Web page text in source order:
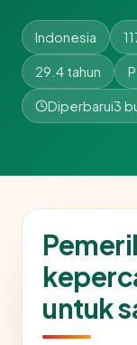
Indonesia
29.4 tahun
Diperbarui3
untuk